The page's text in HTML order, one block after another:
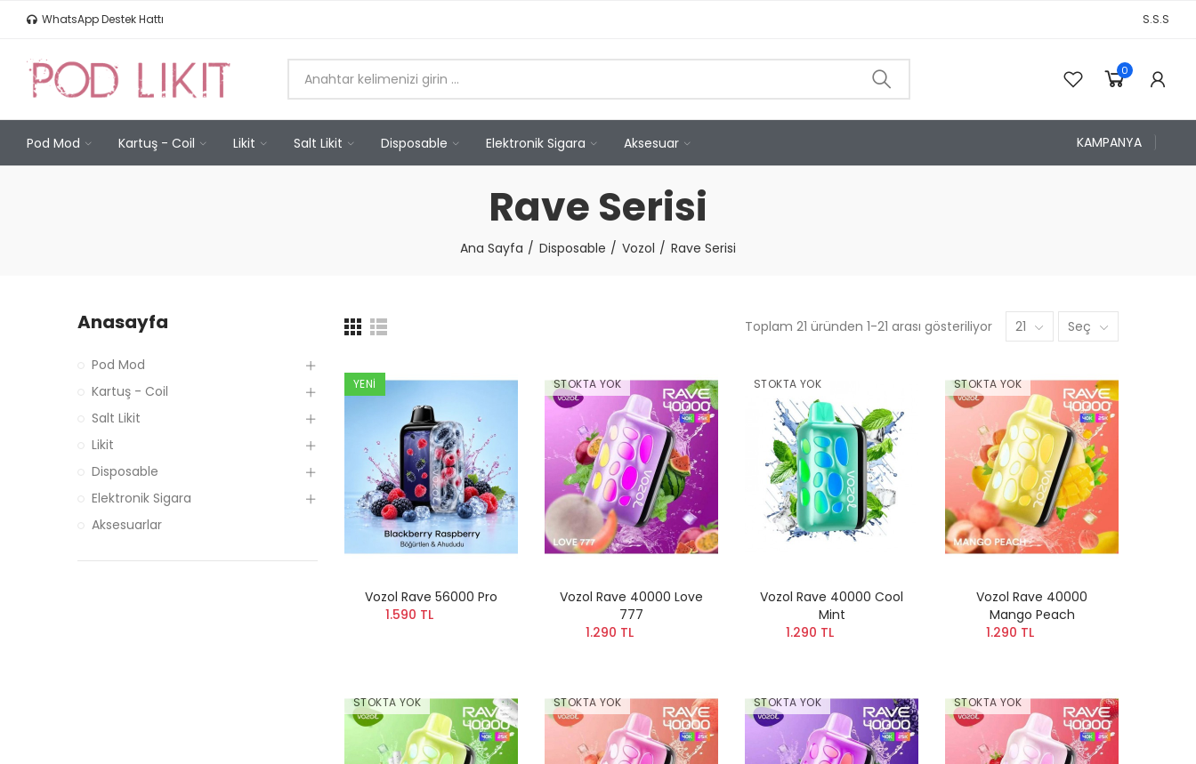
WhatsApp Destek Hattı S.S.S
0
Pod Mod Kartuş - Coil Likit Salt Likit Disposable Elektronik Sigara Aksesuar KAMPANYA
Rave Serisi
Ana Sayfa Disposable Vozol Rave Serisi
Toplam 21 üründen 1-21 arası gösteriliyor 21 Seç
YENI
Vozol Rave 56000 Pro
1.590 TL
STOKTA YOK
Vozol Rave 40000 Love
777
1.290 TL
STOKTA YOK
Vozol Rave 40000 Cool
Mint
1.290 TL
STOKTA YOK
Vozol Rave 40000
Mango Peach
1.290 TL
STOKTA YOK STOKTA YOK STOKTA YOK STOKTA YOK
Anasayfa
Pod Mod
Kartuş - Coil
Salt Likit
Likit
Disposable
Elektronik Sigara
Aksesuarlar